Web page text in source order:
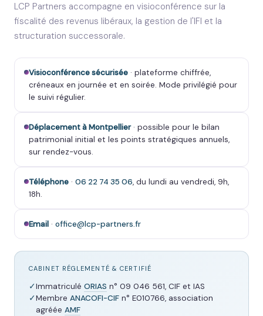
LCP Partners accompagne en visioconférence sur la
fiscalité des revenus libéraux, la gestion de l'IFI et la
structuration successorale.
Visioconférence sécurisée · plateforme chiffrée,
créneaux en journée et en soirée. Mode privilégié pour
le suivi régulier.
Déplacement à Montpellier· possible pour le bilan
patrimonial initial et les points stratégiques annuels,
sur rendez-vous.
Téléphone · 06 22 74 35 06, du lundi au vendredi, 9h,
18h.
Email · office@lcp-partners.fr
CABINET RÉGLEMENTÉ & CERTIFIÉ
✓Immatriculé ORIAS n° 09 046 561, CIF et IAS
✓Membre ANACOFI-CIF n° E010766, association
agréée AMF